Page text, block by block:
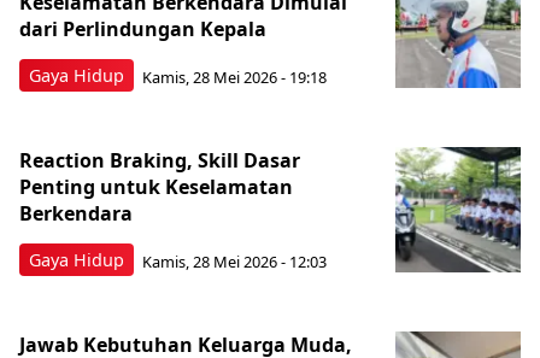
Gaya Hidup
dari Perlindungan Kepala
Kamis, 28 Mei 2026 - 19:18
Gaya Hidup
Reaction Braking, Skill Dasar
Penting untuk Keselamatan
Berkendara
Kamis, 28 Mei 2026 - 12:03
Jawab Kebutuhan Keluarga Muda,